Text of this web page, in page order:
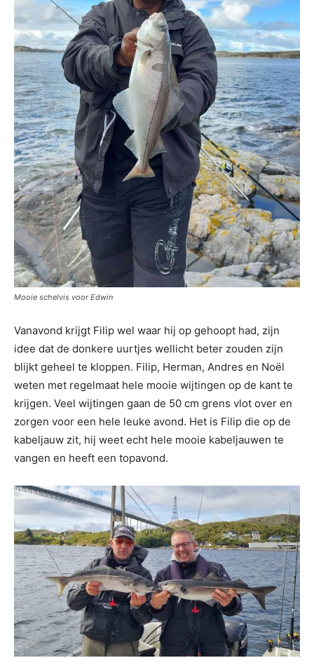
Mooie schelvis voor Edwin
Vanavond krijgt Filip wel waar hij op gehoopt had, zijn
idee dat de donkere uurtjes wellicht beter zouden zijn
blijkt geheel te kloppen. Filip, Herman, Andres en Noël
weten met regelmaat hele mooie wijtingen op de kant te
krijgen. Veel wijtingen gaan de 50 cm grens vlot over en
zorgen voor een hele leuke avond. Het is Filip die op de
kabeljauw zit, hij weet echt hele mooie kabeljauwen te
vangen en heeft een topavond.